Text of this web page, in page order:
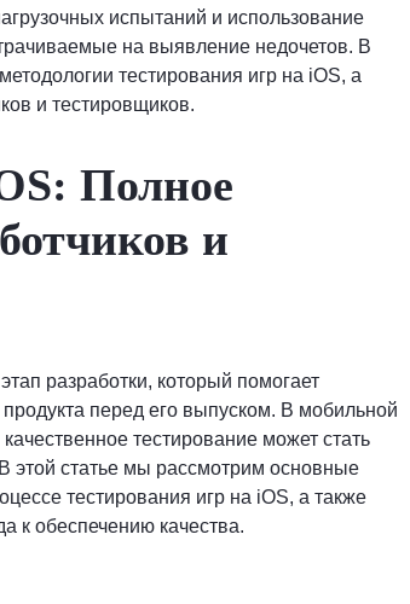
испытаний и использование
на выявление недочетов. В
тестирования игр на iOS, а
и тестировщиков.
Полное
и
разработки, который помогает
продукта перед его выпуском. В мобильной
тестирование может стать
статье мы рассмотрим основные
тестирования игр на iOS, а также
к обеспечению качества.